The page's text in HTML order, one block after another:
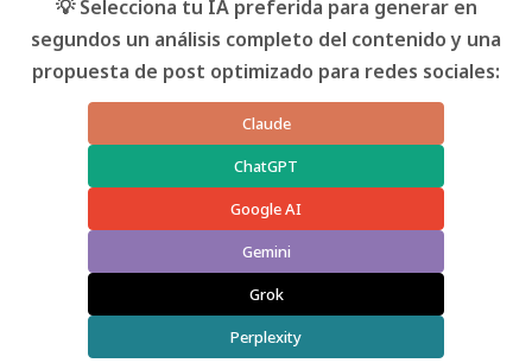
💡 Selecciona tu IA preferida para generar en
segundos un análisis completo del contenido y una
propuesta de post optimizado para redes sociales:
Claude
ChatGPT
Google AI
Gemini
Grok
Perplexity